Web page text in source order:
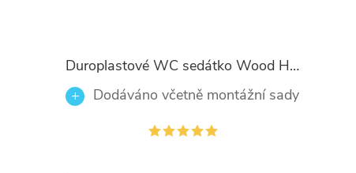
Duroplastové WC sedátko Wood Heart 82377 se zpomalovacím mechanismem SOFT-CLOSE
Dodáváno včetně montážní sady